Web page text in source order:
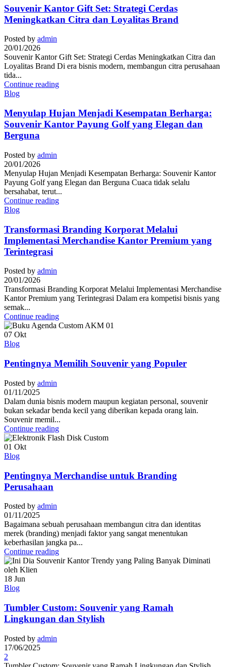
Souvenir Kantor Gift Set: Strategi Cerdas
Meningkatkan Citra dan Loyalitas Brand
Posted by admin
20/01/2026
Souvenir Kantor Gift Set: Strategi Cerdas Meningkatkan Citra dan
Loyalitas Brand Di era bisnis modern, membangun citra perusahaan
tida...
Continue reading
Blog
Menyulap Hujan Menjadi Kesempatan Berharga:
Souvenir Kantor Payung Golf yang Elegan dan
Berguna
Posted by admin
20/01/2026
Menyulap Hujan Menjadi Kesempatan Berharga: Souvenir Kantor
Payung Golf yang Elegan dan Berguna Cuaca tidak selalu
bersahabat, terut...
Continue reading
Blog
Transformasi Branding Korporat Melalui
Implementasi Merchandise Kantor Premium yang
Terintegrasi
Posted by admin
20/01/2026
Transformasi Branding Korporat Melalui Implementasi Merchandise
Kantor Premium yang Terintegrasi Dalam era kompetisi bisnis yang
semak...
Continue reading
07 Okt
Blog
Pentingnya Memilih Souvenir yang Populer
Posted by admin
01/11/2025
Dalam dunia bisnis modern maupun kegiatan personal, souvenir
bukan sekadar benda kecil yang diberikan kepada orang lain.
Souvenir memil...
Continue reading
01 Okt
Blog
Pentingnya Merchandise untuk Branding
Perusahaan
Posted by admin
01/11/2025
Bagaimana sebuah perusahaan membangun citra dan identitas
merek (branding) menjadi faktor yang sangat menentukan
keberhasilan jangka pa...
Continue reading
18 Jun
Blog
Tumbler Custom: Souvenir yang Ramah
Lingkungan dan Stylish
Posted by admin
17/06/2025
2